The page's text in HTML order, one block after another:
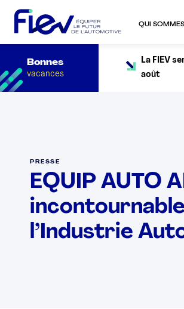
QUI
Bonnes
vacances
La FIEV
août
PRESSE
EQUIP AUTO
l’Industrie